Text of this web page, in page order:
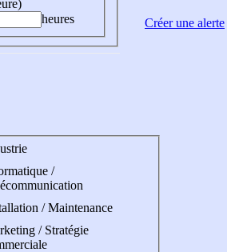
heures
/
/ Maintenance
/ Stratégie
Créer une alerte